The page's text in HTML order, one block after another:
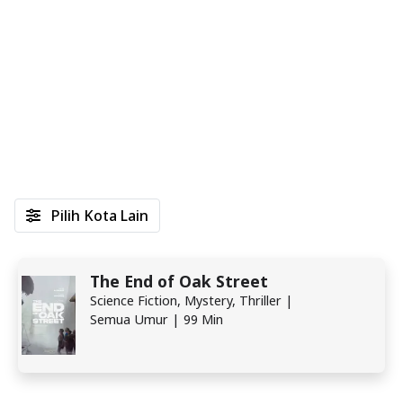
The End of Oak Street
Science Fiction, Mystery, Thriller |
Semua Umur | 99 Min
Pilih Kota Lain